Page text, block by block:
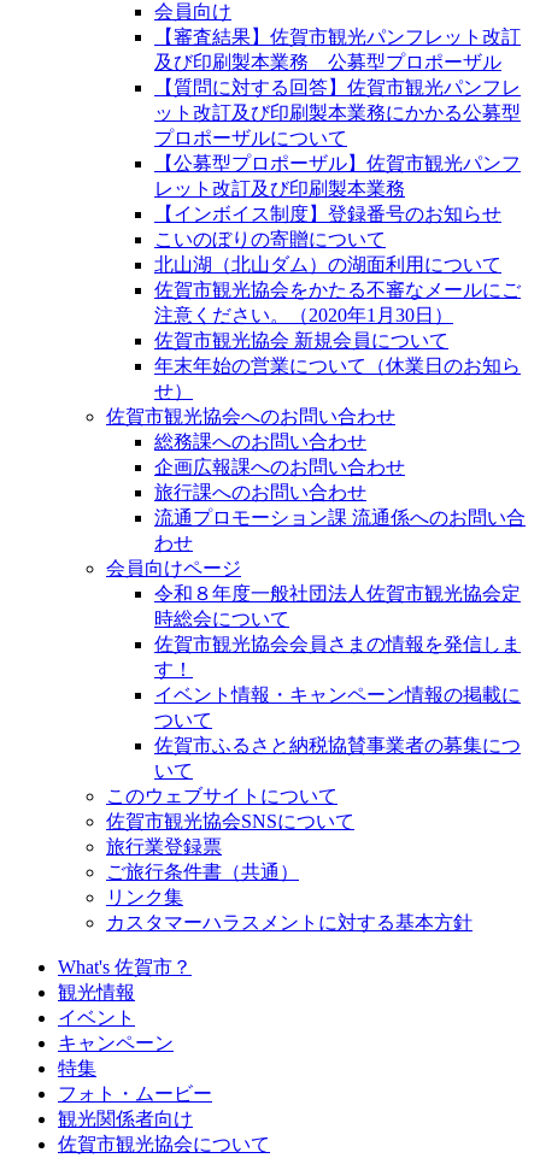
会員向け
【審査結果】佐賀市観光パンフレット改訂
及び印刷製本業務 公募型プロポーザル
【質問に対する回答】佐賀市観光パンフレ
ット改訂及び印刷製本業務にかかる公募型
プロポーザルについて
【公募型プロポーザル】佐賀市観光パンフ
レット改訂及び印刷製本業務
【インボイス制度】登録番号のお知らせ
こいのぼりの寄贈について
北山湖（北山ダム）の湖面利用について
佐賀市観光協会をかたる不審なメールにご
注意ください。（2020年1月30日）
佐賀市観光協会 新規会員について
年末年始の営業について（休業日のお知ら
せ）
佐賀市観光協会へのお問い合わせ
総務課へのお問い合わせ
企画広報課へのお問い合わせ
旅行課へのお問い合わせ
流通プロモーション課 流通係へのお問い合
わせ
会員向けページ
令和８年度一般社団法人佐賀市観光協会定
時総会について
佐賀市観光協会会員さまの情報を発信しま
す！
イベント情報・キャンペーン情報の掲載に
ついて
佐賀市ふるさと納税協賛事業者の募集につ
いて
このウェブサイトについて
佐賀市観光協会SNSについて
旅行業登録票
ご旅行条件書（共通）
リンク集
カスタマーハラスメントに対する基本方針
What's 佐賀市？
観光情報
イベント
キャンペーン
特集
フォト・ムービー
観光関係者向け
佐賀市観光協会について